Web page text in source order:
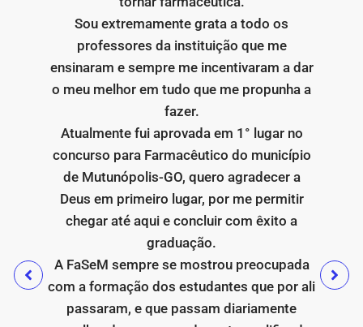
Sou extremamente grata a todo os
professores da instituição que me
ensinaram e sempre me incentivaram a dar
o meu melhor em tudo que me propunha a
fazer.
Atualmente fui aprovada em 1° lugar no
concurso para Farmacêutico do município
de Mutunópolis-GO, quero agradecer a
Deus em primeiro lugar, por me permitir
chegar até aqui e concluir com êxito a
graduação.
A FaSeM sempre se mostrou preocupada
com a formação dos estudantes que por ali
passaram, e que passam diariamente